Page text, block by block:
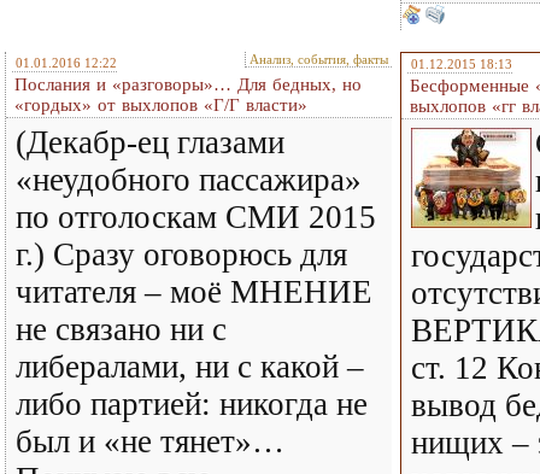
01.01.2016 12:22 Анализ, события, факты
Послания и «разговоры»… Для бедных, но
«гордых» от выхлопов «Г/Г власти»
(Декабр-ец глазами
«неудобного пассажира»
по отголоскам СМИ 2015
г.) Сразу оговорюсь для
читателя – моё МНЕНИЕ
не связано ни с
либералами, ни с какой –
либо партией: никогда не
был и «не тянет»…
01.12.2015 18:13
Бесформенные
выхлопов «гг
ст. 12
вывод
нищих –